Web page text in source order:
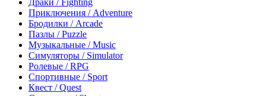
Драки / Fighting
Приключения / Adventure
Бродилки / Arcade
Пазлы / Puzzle
Музыкальные / Music
Симуляторы / Simulator
Ролевые / RPG
Спортивные / Sport
Квест / Quest